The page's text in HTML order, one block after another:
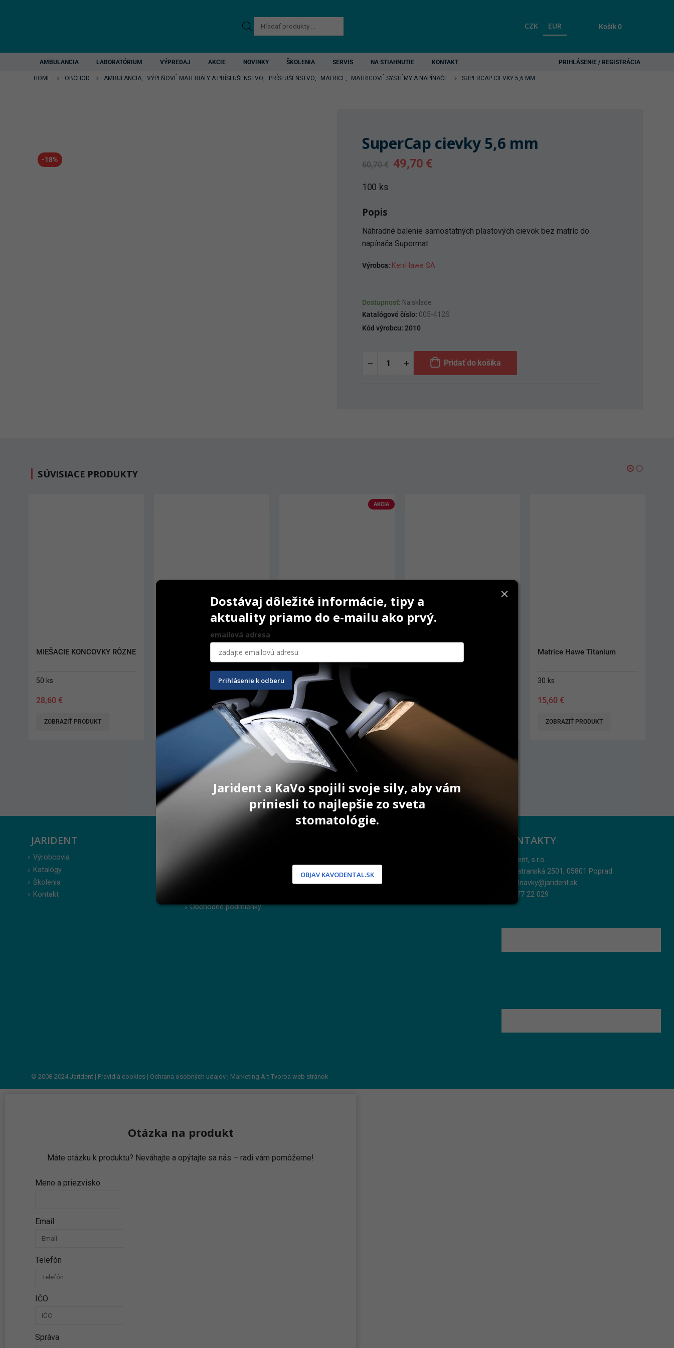
Products
search
CZK EUR Košík0
AMBULANCIA LABORATÓRIUM VÝPREDAJ AKCIE NOVINKY ŠKOLENIA SERVIS NA STIAHNUTIE KONTAKT PRIHLÁSENIE / REGISTRÁCIA
HOME OBCHOD AMBULANCIA, VÝPLŇOVÉ MATERIÁLY A PRÍSLUŠENSTVO, PRÍSLUŠENSTVO, MATRICE, MATRICOVÉ SYSTÉMY A NAPÍNAČE SUPERCAP CIEVKY 5,6 MM
-18%
SuperCap cievky 5,6 mm
60,70€ Original
49,70 €Current
100 ks
Popis
Náhradné balenie samostatných plastových cievok bez matríc do
napínača Supermat.
Výrobca: KerrHawe SA
Dostupnosť: Na sklade
Katalógové číslo: 005-412S
Kód výrobcu: 2010
Pridať do košíka
SÚVISIACE PRODUKTY
MIEŠACIE KONCOVKY RÔZNE
50 ks
28,60 €
ZOBRAZIŤ PRODUKT
Finishing and Polishing Strips
ZOBRAZIŤ PRODUKT
AKCIA
Points
100 ks
10,80
AKCIA 1+1 ZDARMA. Cena za 1
bal v akcii 5,40 €.
ZOBRAZIŤ PRODUKT
15,90
ZOBRAZIŤ PRODUKT
Matrice Hawe Titanium
30 ks
15,60 €
ZOBRAZIŤ PRODUKT
JARIDENT
Výrobcovia
Katalógy
Školenia
Kontakt
Obchodné podmienky
Servis
KONTAKTY
Jarident, s.r.o.
Podtatranská 2501, 05801 Poprad
objednavky@jarident.sk
052/77 22 029
© 2008-2024Jarident | Pravidlá cookies | Ochrana osobných údajov | Marketing Art Tvorba web stránok
Otázka na produkt
Máte otázku k produktu? Neváhajte a opýtajte sa nás – radi vám pomôžeme!
Meno a priezvisko
Email
Telefón
IČO
Správa
Dostávaj dôležité informácie, tipy a
aktuality priamo do e-mailu ako prvý.
emailová adresa
Prihlásenie k odberu
Jarident a KaVo spojili svoje sily, aby vám
priniesli to najlepšie zo sveta
stomatológie.
OBJAV KAVODENTAL.SK